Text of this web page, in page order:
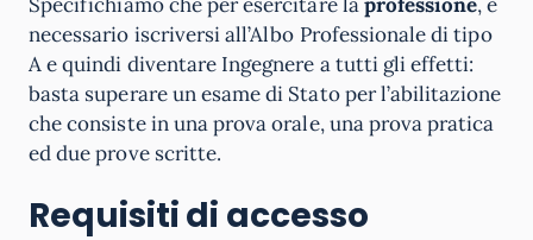
necessario iscriversi all’Albo Professionale di tipo
A e quindi diventare Ingegnere a tutti gli effetti:
basta superare un esame di Stato per l’abilitazione
che consiste in una prova orale, una prova pratica
ed due prove scritte.
Requisiti di accesso